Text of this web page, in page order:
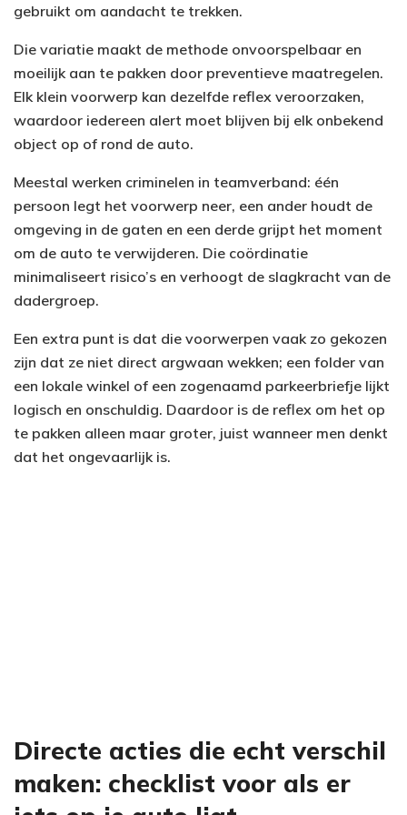
gebruikt om aandacht te trekken.
Die variatie maakt de methode onvoorspelbaar en
moeilijk aan te pakken door preventieve maatregelen.
Elk klein voorwerp kan dezelfde reflex veroorzaken,
waardoor iedereen alert moet blijven bij elk onbekend
object op of rond de auto.
Meestal werken criminelen in teamverband: één
persoon legt het voorwerp neer, een ander houdt de
omgeving in de gaten en een derde grijpt het moment
om de auto te verwijderen. Die coördinatie
minimaliseert risico’s en verhoogt de slagkracht van de
dadergroep.
Een extra punt is dat die voorwerpen vaak zo gekozen
zijn dat ze niet direct argwaan wekken; een folder van
een lokale winkel of een zogenaamd parkeerbriefje lijkt
logisch en onschuldig. Daardoor is de reflex om het op
te pakken alleen maar groter, juist wanneer men denkt
dat het ongevaarlijk is.
Directe acties die echt verschil
maken: checklist voor als er